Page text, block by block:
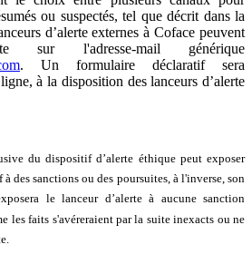
ou suspectés, tel que décrit dans la
d’alerte externes à Coface peuvent
sur l'adresse-mail générique
. Un formulaire déclaratif sera
à la disposition des lanceurs d’alerte
du dispositif d’alerte éthique peut exposer
des sanctions ou des poursuites, à l'inverse, son
le lanceur d’alerte à aucune sanction
les faits s'avéreraient par la suite inexacts ou ne